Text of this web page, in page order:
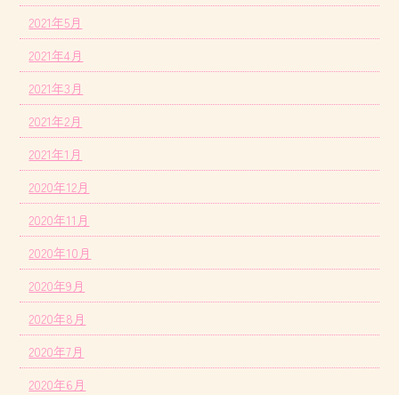
2021年5月
2021年4月
2021年3月
2021年2月
2021年1月
2020年12月
2020年11月
2020年10月
2020年9月
2020年8月
2020年7月
2020年6月